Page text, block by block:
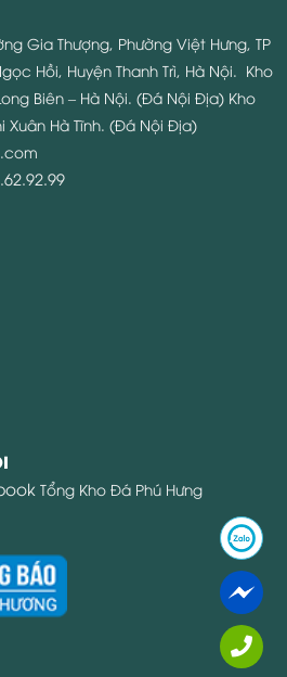
Gia Thượng, Phường Việt Hưng, TP
Hồi, Huyện Thanh Trì, Hà Nội.
Kho
Biên – Hà Nội. (Đá Nội Địa) Kho
Xuân Hà Tĩnh. (Đá Nội Địa)
Tổng Kho Đá Phú Hưng